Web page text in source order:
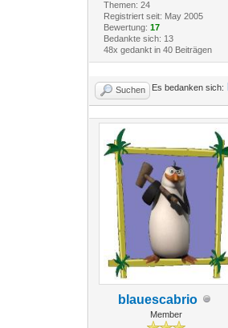
Themen: 24
Registriert seit: May 2005
Bewertung: 17
Bedankte sich: 13
48x gedankt in 40 Beiträgen
Suchen Es bedanken sich:
blauescabrio
Member